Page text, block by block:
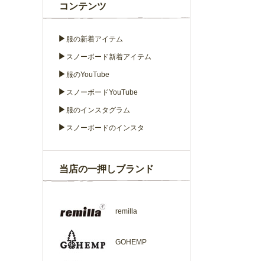
コンテンツ
▶ 服の新着アイテム
▶ スノーボード新着アイテム
▶ 服のYouTube
▶ スノーボードYouTube
▶ 服のインスタグラム
▶ スノーボードのインスタ
当店の一押しブランド
remilla
GOHEMP